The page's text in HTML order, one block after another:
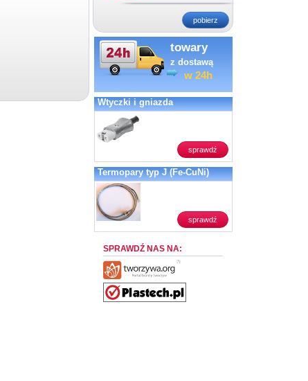
pobierz
towary
z dostawą
w 24h
Wtyczki i gniazda
sprawdź
Termopary typ J (Fe-CuNi)
sprawdź
SPRAWDŹ NAS NA: